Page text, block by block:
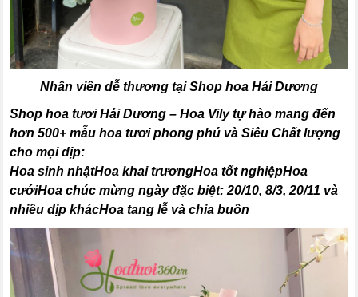
Nhân viên dễ thương tại Shop hoa Hải Dương
Shop hoa tươi Hải Dương – Hoa Vily tự hào mang đến
hơn 500+ mẫu hoa tươi phong phú và Siêu Chất lượng
cho mọi dịp:
Hoa sinh nhậtHoa khai trươngHoa tốt nghiệpHoa
cướiHoa chúc mừng ngày đặc biệt: 20/10, 8/3, 20/11 và
nhiều dịp khácHoa tang lễ và chia buồn